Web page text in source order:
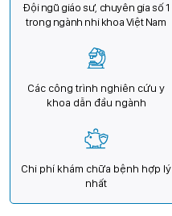
Đội ngũ giáo sư, chuyên gia số 1
trong ngành nhi khoa Việt Nam
Các công trình nghiên cứu y
khoa dẫn đầu ngành
Chi phí khám chữa bệnh hợp lý
nhất